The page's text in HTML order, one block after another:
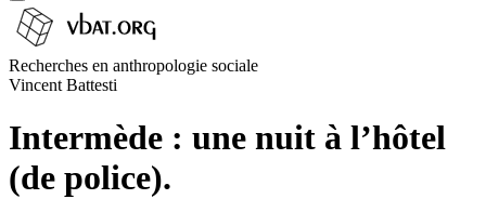
Recherches en anthropologie sociale
Vincent Battesti
Intermède : une nuit à l’hôtel
(de police).